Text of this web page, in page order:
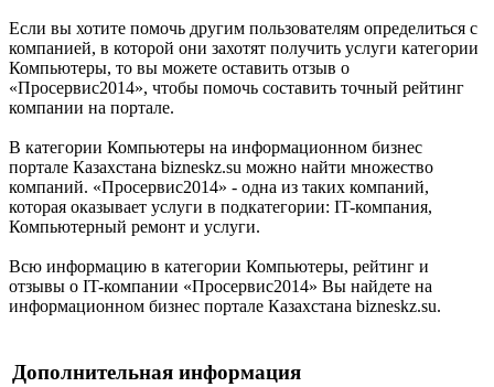
Если вы хотите помочь другим пользователям определиться с
компанией, в которой они захотят получить услуги категории
Компьютеры, то вы можете оставить отзыв о
«Просервис2014», чтобы помочь составить точный рейтинг
компании на портале.
В категории Компьютеры на информационном бизнес
портале Казахстана bizneskz.su можно найти множество
компаний. «Просервис2014» - одна из таких компаний,
которая оказывает услуги в подкатегории: IT-компания,
Компьютерный ремонт и услуги.
Всю информацию в категории Компьютеры, рейтинг и
отзывы о IT-компании «Просервис2014» Вы найдете на
информационном бизнес портале Казахстана bizneskz.su.
Дополнительная информация